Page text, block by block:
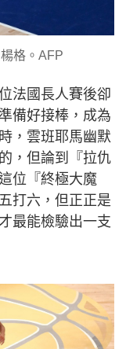
格。AFP
法國長人賽後卻
備好接棒，成為
，雲班耶馬幽默
，但論到『拉仇
位『終極大魔
打六，但正正是
最能檢驗出一支